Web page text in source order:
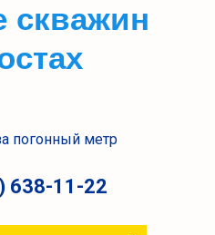
скважин
погонный метр
638-11-22